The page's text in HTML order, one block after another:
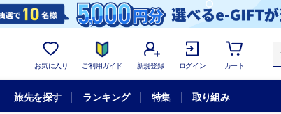
お気に入り ご利用ガイド 新規登録 ログイン カート
旅先を探す ランキング 特集 取り組み